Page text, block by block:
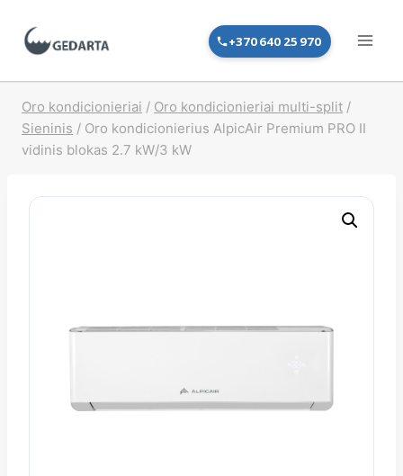
+370 640 25 970
Oro kondicionieriai / Oro kondicionieriai multi-split /
Sieninis / Oro kondicionierius AlpicAir Premium PRO II
vidinis blokas 2.7 kW/3 kW